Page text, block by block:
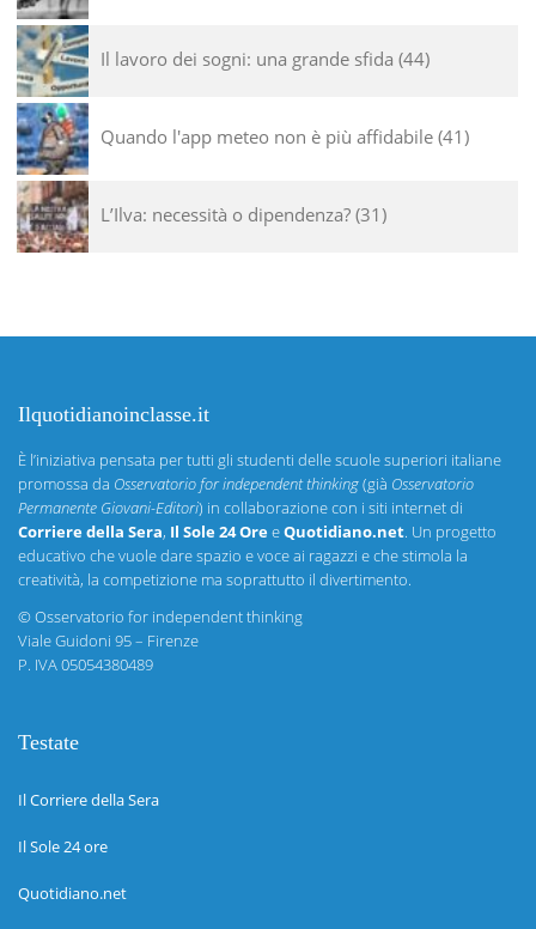
Il lavoro dei sogni: una grande sfida 44
Quando l'app meteo non è più affidabile 41
L’Ilva: necessità o dipendenza? 31
Ilquotidianoinclasse.it
È l’iniziativa pensata per tutti gli studenti delle scuole superiori italiane
promossa da Osservatorio for independent thinking(già Osservatorio
Permanente Giovani-Editori) in collaborazione con i siti internet di
Corriere della Sera, Il Sole 24 OreeQuotidiano.net. Un progetto
educativo che vuole dare spazio e voce ai ragazzi e che stimola la
creatività, la competizione ma soprattutto il divertimento.
©Osservatorio for independent thinking
Viale Guidoni 95 – Firenze
P. IVA 05054380489
Testate
Il Corriere della Sera
Il Sole 24 ore
Quotidiano.net